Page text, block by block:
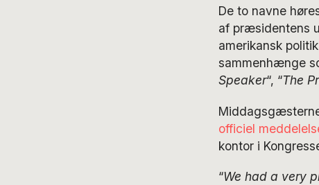
De to navne
af præsidentens
amerikansk
sammenhænge
Speaker“, “The
officiel
kontor i
“We had a very